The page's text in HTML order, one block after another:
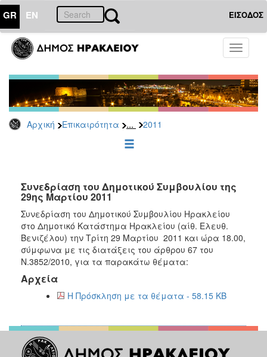
GR EN ΕΙΣΟΔΟΣ
Toggle
Αρχική Επικαιρότητα ... 2011
ΕΠΙΚΑΙΡΟΤΗΤΑ
Τύπου
Αρχείο
2026
2025
2022
2021
2020
2019
2018
2017
2016
2013
2012
Συνεδρίαση του Δημοτικού Συμβουλίου της
29ης Μαρτίου 2011
Συνεδρίαση του Δημοτικού Συμβουλίου Ηρακλείου
στο Δημοτικό Κατάστημα Ηρακλείου (αίθ. Ελευθ.
Βενιζέλου) την Tρίτη 29 Μαρτίου 2011 και ώρα 18.00,
σύμφωνα με τις διατάξεις του άρθρου 67 του
Ν.3852/2010, για τα παρακάτω θέματα:
Αρχεία
Η Πρόσκληση με τα θέματα - 58.15 KB